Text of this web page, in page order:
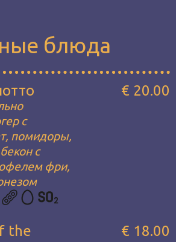
блюда
с
помидоры,
с
фри,
€ 20.00
the
€ 18.00